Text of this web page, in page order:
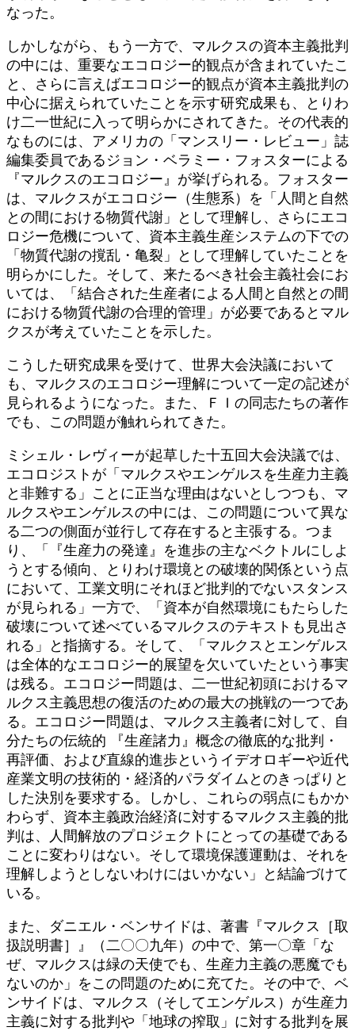
なった。
しかしながら、もう一方で、マルクスの資本主義批判
の中には、重要なエコロジー的観点が含まれていたこ
と、さらに言えばエコロジー的観点が資本主義批判の
中心に据えられていたことを示す研究成果も、とりわ
け二一世紀に入って明らかにされてきた。その代表的
なものには、アメリカの「マンスリー・レビュー」誌
編集委員であるジョン・ベラミー・フォスターによる
『マルクスのエコロジー』が挙げられる。フォスター
は、マルクスがエコロジー（生態系）を「人間と自然
との間における物質代謝」として理解し、さらにエコ
ロジー危機について、資本主義生産システムの下での
「物質代謝の撹乱・亀裂」として理解していたことを
明らかにした。そして、来たるべき社会主義社会にお
いては、「結合された生産者による人間と自然との間
における物質代謝の合理的管理」が必要であるとマル
クスが考えていたことを示した。
こうした研究成果を受けて、世界大会決議において
も、マルクスのエコロジー理解について一定の記述が
見られるようになった。また、ＦＩの同志たちの著作
でも、この問題が触れられてきた。
ミシェル・レヴィーが起草した十五回大会決議では、
エコロジストが「マルクスやエンゲルスを生産力主義
と非難する」ことに正当な理由はないとしつつも、マ
ルクスやエンゲルスの中には、この問題について異な
る二つの側面が並行して存在すると主張する。つま
り、「『生産力の発達』を進歩の主なベクトルにしよ
うとする傾向、とりわけ環境との破壊的関係という点
において、工業文明にそれほど批判的でないスタンス
が見られる」一方で、「資本が自然環境にもたらした
破壊について述べているマルクスのテキストも見出さ
れる」と指摘する。そして、「マルクスとエンゲルス
は全体的なエコロジー的展望を欠いていたという事実
は残る。エコロジー問題は、二一世紀初頭におけるマ
ルクス主義思想の復活のための最大の挑戦の一つであ
る。エコロジー問題は、マルクス主義者に対して、自
分たちの伝統的 『生産諸力』概念の徹底的な批判・
再評価、および直線的進歩というイデオロギーや近代
産業文明の技術的・経済的パラダイムとのきっぱりと
した決別を要求する。しかし、これらの弱点にもかか
わらず、資本主義政治経済に対するマルクス主義的批
判は、人間解放のプロジェクトにとっての基礎である
ことに変わりはない。そして環境保護運動は、それを
理解しようとしないわけにはいかない」と結論づけて
いる。
また、ダニエル・ベンサイドは、著書『マルクス［取
扱説明書］』（二〇〇九年）の中で、第一〇章「な
ぜ、マルクスは緑の天使でも、生産力主義の悪魔でも
ないのか」をこの問題のために充てた。その中で、ベ
ンサイドは、マルクス（そしてエンゲルス）が生産力
主義に対する批判や「地球の搾取」に対する批判を展